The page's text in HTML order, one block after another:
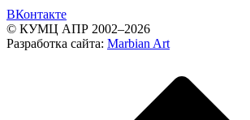
ВКонтакте
© КУМЦ АПР 2002–2026
Разработка сайта: Marbian Art